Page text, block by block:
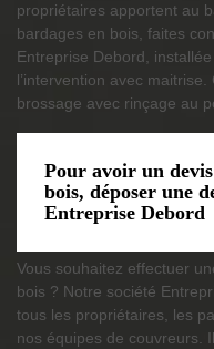
propriétaires apportent au
bardages en bois, faites
Entreprise Debord,
l’intervention avec
brossage avec rinçage au
Pour avoir un
bois, déposer une
Entreprise Debord
Vous souhaitez effectuer
bois ? Notre société
tous les propriétaires, les
nos équipes de couvreurs.